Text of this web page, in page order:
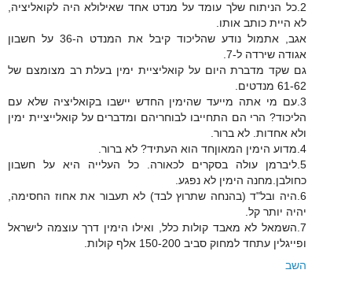
2.כל הניתוח שלך עומד על מנדט אחד שאילולא היה לקואליציה,
לא היית כותב אותו.
אגב, אתמול נודע שהליכוד קיבל את המנדט ה-36 על חשבון
אגודה שירדה ל-7.
גם שקד מדברת היום על קואליציית ימין בעלת רב מצומצם של
61-62 מנדטים.
3.עם מי אתה מייעד שהימין החדש יישבו בקואליציה שלא עם
הליכוד? הרי הם התחייבו לבוחריהם ומדברים על קואלייציית ימין
ולא אחדות. לא ברור.
4.מדוע הימין המאוןחד הוא העתיד? לא ברור.
5.ליברמן עולה בסקרים לכאורה. כל העלייה היא על חשבון
כחולבן.מחנה הימין לא נפגע.
6.היה ובל"ד (בהנחה שתרוץ לבד) לא תעבור את אחוז החסימה,
יהיה יותר קל.
7.השמאל לא מאבד קולות כלל, ואילו הימין דרך עוצמה לישראל
ופייגלין עתחד למחוק סביב 150-200 אלף קולות.
השב